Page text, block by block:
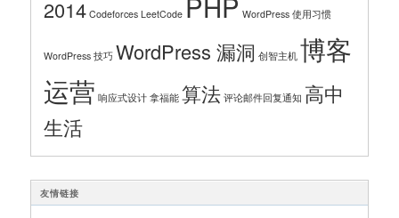
2014 Codeforces LeetCode WordPress 使用习惯
WordPress 技巧 WordPress 漏洞 创智主机 博客
运营 响应式设计 拿福能 算法 评论邮件回复通知 高中
生活
友情链接